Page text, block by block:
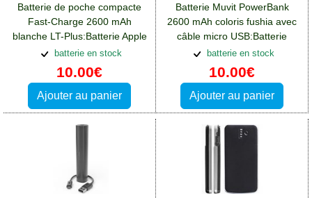
Batterie de poche compacte
Fast-Charge 2600 mAh
blanche LT-Plus:Batterie Apple
iPhone 13 Pro Max
batterie en stock
10.00€
Ajouter au panier
Batterie Muvit PowerBank
2600 mAh coloris fushia avec
câble micro USB:Batterie
Apple iPhone 13 Pro Max
batterie en stock
10.00€
Ajouter au panier